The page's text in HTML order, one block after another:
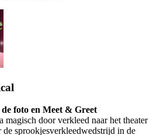
foto en Meet & Greet
magisch door verkleed naar het theater
sprookjesverkleedwedstrijd in de